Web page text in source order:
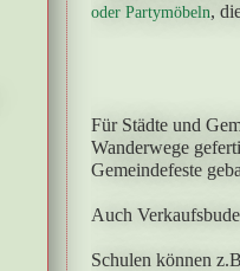
oder Partymöbeln,
Für Städte und
Wanderwege
Gemeindefeste
Auch
Schulen können